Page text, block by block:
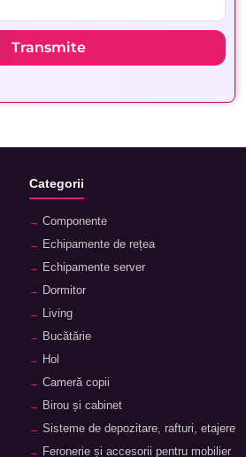
Transmite
Categorii
Componente
Echipamente de rețea
Echipamente server
Dormitor
Living
Bucătărie
Hol
Cameră copii
Birou și cabinet
Sisteme de depozitare, rafturi, etajere
Feronerie și accesorii pentru mobilier